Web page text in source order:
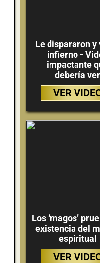
Le dispararon y
infierno -
impactante
debería ver
VER
Los ‘magos’
existencia del
espiritual
VER